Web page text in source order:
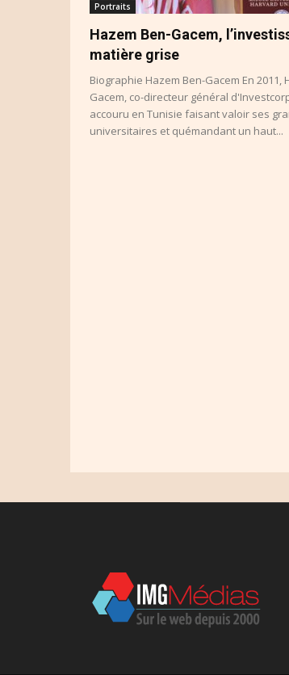
Portraits
Hazem Ben-Gacem,
matière grise
Biographie Hazem Ben-Gacem En 2011,
Gacem, co-directeur général
accouru en Tunisie faisant valoir ses
universitaires et quémandant un haut...